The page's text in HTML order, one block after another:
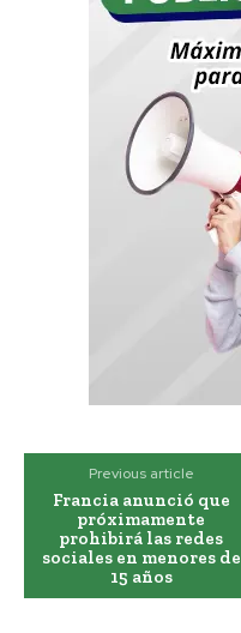
Previous article
Francia anunció que
próximamente
prohibirá las redes
sociales en menores de
15 años